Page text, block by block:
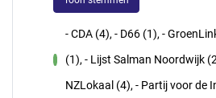
- CDA (4), - D66 (1), -
(1), - Lijst Salman Noordwijk
NZLokaal (4), - Partij voor de